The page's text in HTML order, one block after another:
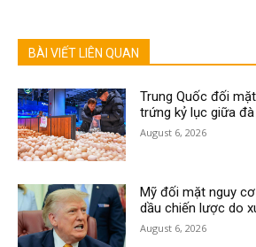
BÀI VIẾT LIÊN QUAN
Trung Quốc đối
trứng kỷ lục giữa
August 6, 2026
Mỹ đối mặt nguy
dầu chiến lược do
August 6, 2026